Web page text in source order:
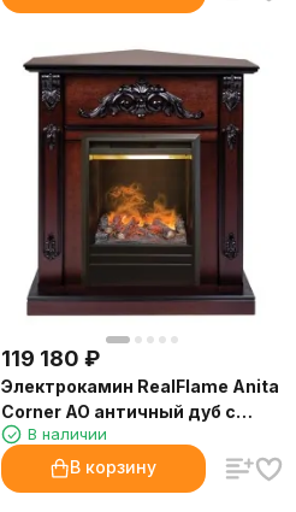
119 180 ₽
Электрокамин RealFlame Anita
Corner AO античный дуб с
очагом 3D Olympic
В наличии
В корзину